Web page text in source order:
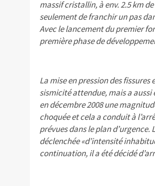
massif cristallin, à env. 2.5 km
seulement de franchir un pas
Avec le lancement du premier
première phase de
La mise en pression des
sismicité attendue, mais a
en décembre 2008 une
choquée et cela a conduit à
prévues dans le plan
déclenchée «d’intensité
continuation, il a été décidé